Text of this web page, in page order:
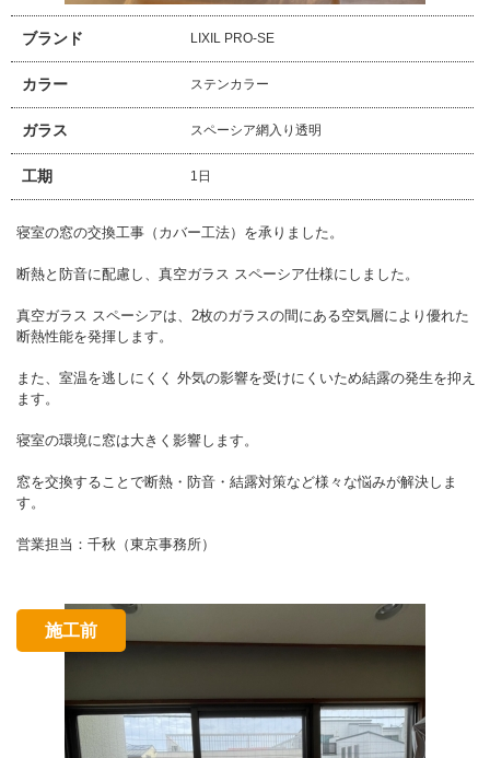
ブランド LIXIL PRO-SE
カラー ステンカラー
ガラス スペーシア網入り透明
工期 1日
寝室の窓の交換工事（カバー工法）を承りました。
断熱と防音に配慮し、真空ガラス スペーシア仕様にしました。
真空ガラス スペーシアは、2枚のガラスの間にある空気層により優れた
断熱性能を発揮します。
また、室温を逃しにくく 外気の影響を受けにくいため結露の発生を抑え
ます。
寝室の環境に窓は大きく影響します。
窓を交換することで断熱・防音・結露対策など様々な悩みが解決しま
す。
営業担当：千秋（東京事務所）
施工前